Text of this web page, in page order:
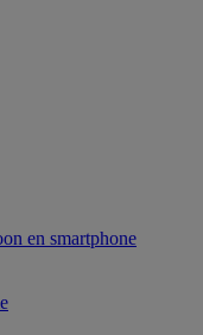
en smartphone